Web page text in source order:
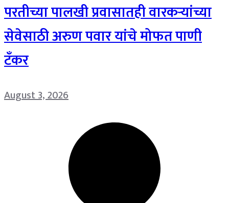
परतीच्या पालखी प्रवासातही वारकऱ्यांच्या
सेवेसाठी अरुण पवार यांचे मोफत पाणी
टँकर
August 3, 2026